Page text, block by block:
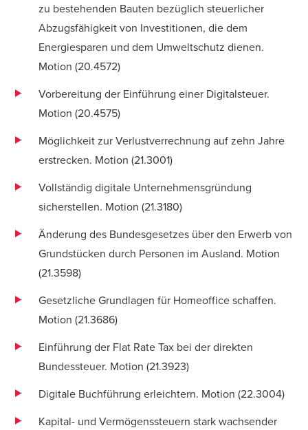
zu bestehenden Bauten bezüglich steuerlicher
Abzugsfähigkeit von Investitionen, die dem
Energiesparen und dem Umweltschutz dienen.
Motion (20.4572)
Vorbereitung der Einführung einer Digitalsteuer.
Motion (20.4575)
Möglichkeit zur Verlustverrechnung auf zehn Jahre
erstrecken. Motion (21.3001)
Vollständig digitale Unternehmensgründung
sicherstellen. Motion (21.3180)
Änderung des Bundesgesetzes über den Erwerb von
Grundstücken durch Personen im Ausland. Motion
(21.3598)
Gesetzliche Grundlagen für Homeoffice schaffen.
Motion (21.3686)
Einführung der Flat Rate Tax bei der direkten
Bundessteuer. Motion (21.3923)
Digitale Buchführung erleichtern. Motion (22.3004)
Kapital- und Vermögenssteuern stark wachsender